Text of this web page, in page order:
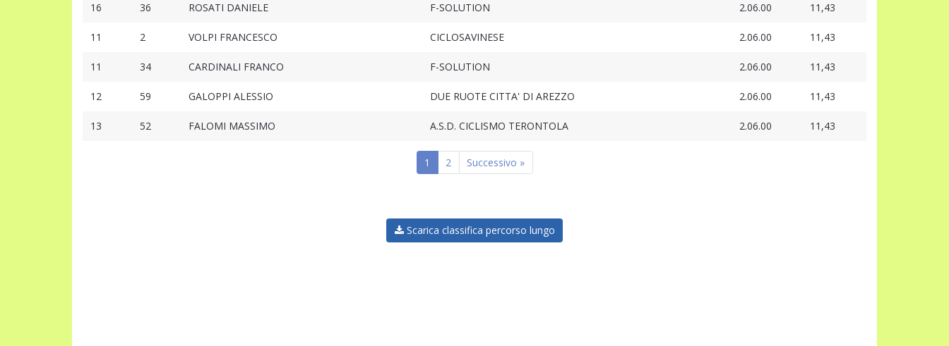
16 36 ROSATI DANIELE F-SOLUTION 2.06.00 11,43
11 2 VOLPI FRANCESCO CICLOSAVINESE 2.06.00 11,43
11 34 CARDINALI FRANCO F-SOLUTION 2.06.00 11,43
12 59 GALOPPI ALESSIO DUE RUOTE CITTA' DI AREZZO 2.06.00 11,43
13 52 FALOMI MASSIMO A.S.D. CICLISMO TERONTOLA 2.06.00 11,43
1 2 Successivo »
Scarica classifica percorso lungo